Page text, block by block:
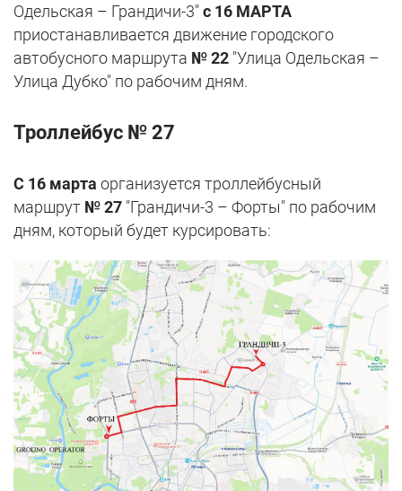
Одельская – Грандичи-3"с 16 МАРТА
приостанавливается движение городского
автобусного маршрута № 22 "Улица Одельская –
Улица Дубко" по рабочим дням.
Троллейбус № 27
С 16 марта организуется троллейбусный
маршрут № 27 "Грандичи-3 – Форты" по рабочим
дням, который будет курсировать: